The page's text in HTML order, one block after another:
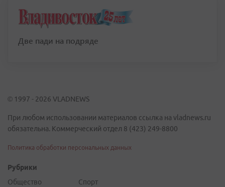
Две пади на подряде
© 1997 - 2026 VLADNEWS
При любом использовании материалов ссылка на vladnews.ru
обязательна. Коммерческий отдел 8 (423) 249-8800
Политика обработки персональных данных
Рубрики
Общество
Спорт